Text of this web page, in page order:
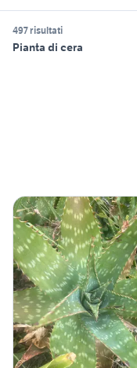
497 risultati
Pianta di cera